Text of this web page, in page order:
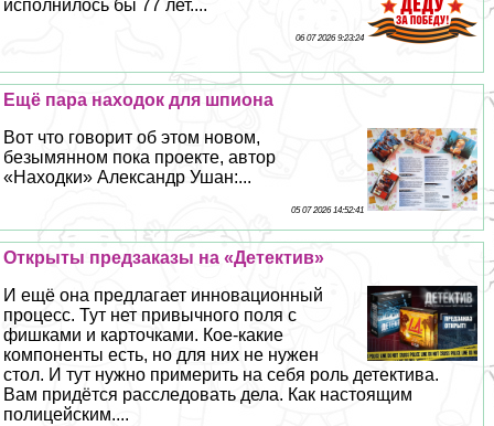
исполнилось бы 77 лет....
06 07 2026 9:23:24
Ещё пара находок для шпиона
Вот что говорит об этом новом,
безымянном пока проекте, автор
«Находки» Александр Ушан:...
05 07 2026 14:52:41
Открыты предзаказы на «Детектив»
И ещё она предлагает инновационный
процесс. Тут нет привычного поля с
фишками и карточками. Кое-какие
компоненты есть, но для них не нужен
стол. И тут нужно примерить на себя роль детектива.
Вам придётся расследовать дела. Как настоящим
полицейским....